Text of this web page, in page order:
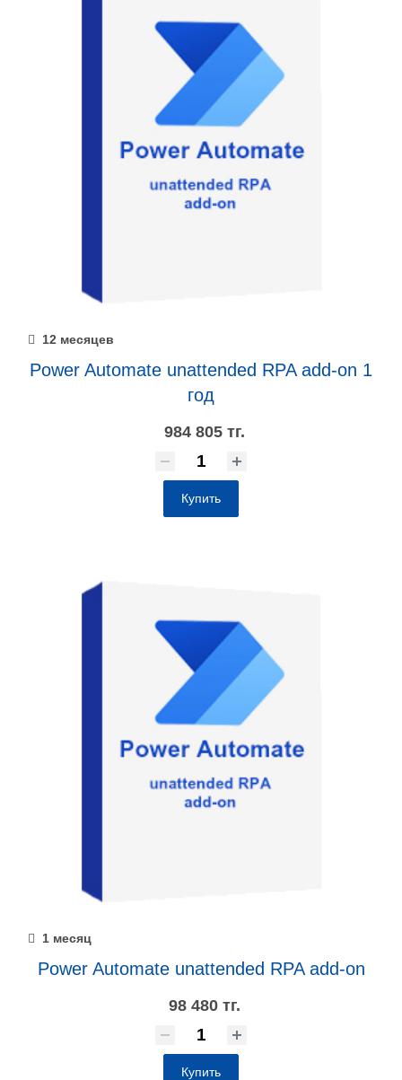
12 месяцев
Power Automate unattended RPA add-on 1
год
984 805 тг.
Купить
1 месяц
Power Automate unattended RPA add-on
98 480 тг.
Купить